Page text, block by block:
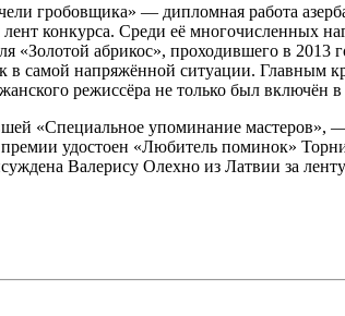
гробовщика» — дипломная работа
конкурса. Среди её многочисленных
«Золотой абрикос», проходившего в
самой напряжённой ситуации. Главным
режиссёра не только был включён
«Специальное упоминание
удостоен «Любитель поминок»
Валерису Олехно из Латвии за